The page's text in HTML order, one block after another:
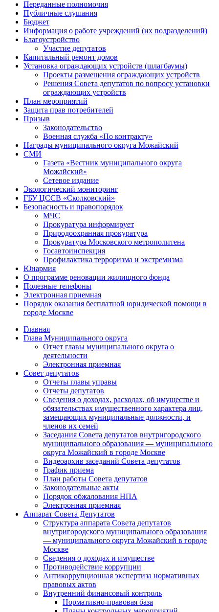
Переданные полномочия
Публичные слушания
Бюджет
Информация о работе учреждений (их подразделений)
Благоустройство
Участие депутатов
Капитальный ремонт домов
Установка ограждающих устройств (шлагбаумы)
Проекты размещения ограждающих устройств
Решения Совета депутатов по вопросу установки
ограждающих устройств
План мероприятий
Защита прав потребителей
Призыв
Законодательство
Военная служба «По контракту»
Награды муниципального округа Можайский
СМИ
Газета «Вестник муниципального округа
Можайский»
Сетевое издание
Экологический мониторинг
ГБУ ЦССВ «Сколковский»
Безопасность и правопорядок
МЧС
Прокуратура информирует
Природоохранная прокуратура
Прокуратура Московского метрополитена
Госавтоинспекция
Профилактика терроризма и экстремизма
Юнармия
О программе реновации жилищного фонда
Полезные телефоны
Электронная приемная
Порядок оказания бесплатной юридической помощи в
городе Москве
Главная
Глава Муниципального округа
Отчет главы муниципального округа о
деятельности
Электронная приемная
Совет депутатов
Отчеты главы управы
Отчеты депутатов
Сведения о доходах, расходах, об имуществе и
обязательствах имущественного характера лиц,
замещающих муниципальные должности, и
членов их семей
Заседания Совета депутатов внутригородского
муниципального образования — муниципального
округа Можайский в городе Москве
Видеоархив заседаний Совета депутатов
График приема
План работы Совета депутатов
Законодательные акты
Порядок обжалования НПА
Электронная приемная
Аппарат Совета Депутатов
Структура аппарата Совета депутатов
внутригородского муниципального образования
— муниципального округа Можайский в городе
Москве
Сведения о доходах и имуществе
Противодействие коррупции
Антикоррупционная экспертиза нормативных
правовых актов
Внутренний финансовый контроль
Нормативно-правовая база